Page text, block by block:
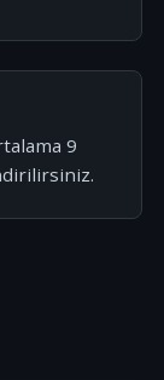
9